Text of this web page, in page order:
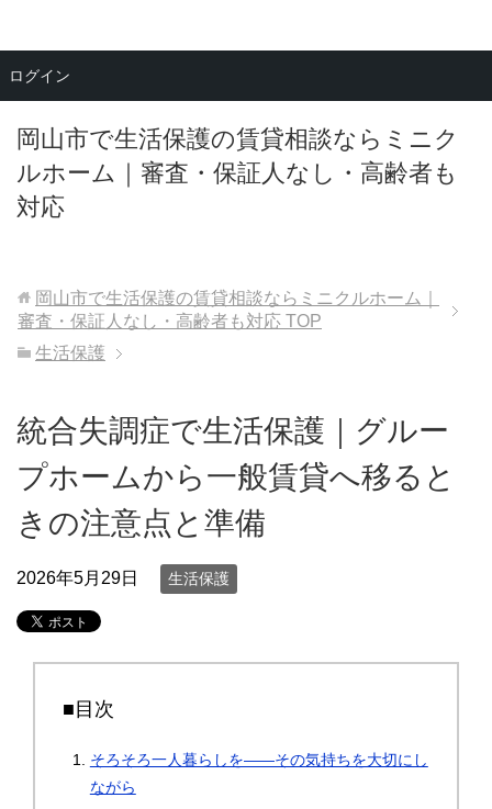
岡山市で生活保護の賃貸相談ならミニク
ルホーム｜審査・保証人なし・高齢者も
対応
メニュー
岡山市で生活保護の賃貸相談ならミニクルホーム｜
審査・保証人なし・高齢者も対応 TOP
生活保護
統合失調症で生活保護｜グルー
プホームから一般賃貸へ移ると
きの注意点と準備
2026年5月29日 生活保護
■目次
そろそろ一人暮らしを——その気持ちを大切にし
ながら
ログイン